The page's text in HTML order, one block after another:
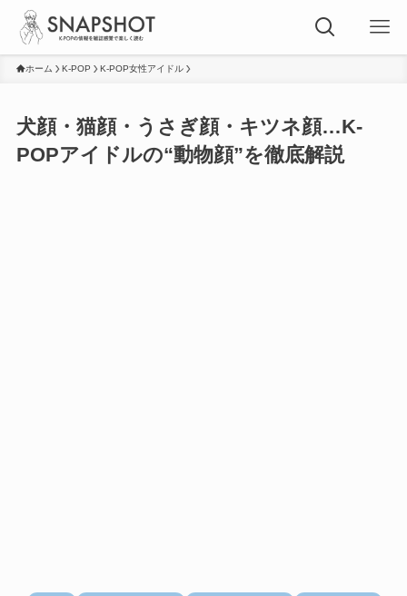
ホーム K-POP K-POP女性アイドル
犬顔・猫顔・うさぎ顔・キツネ顔…K-
POPアイドルの“動物顔”を徹底解説